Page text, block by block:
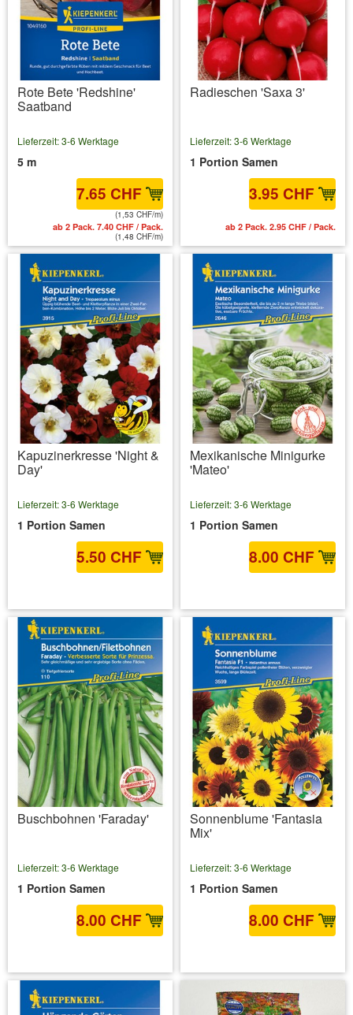
Rote Bete 'Redshine'
Saatband
Lieferzeit: 3-6 Werktage
5 m
7.65 CHF
(1,53 CHF/m)
ab 2 Pack. 7.40 CHF / Pack.
(1,48 CHF/m)
Radieschen 'Saxa 3'
Lieferzeit: 3-6 Werktage
1 Portion Samen
3.95 CHF
ab 2 Pack. 2.95 CHF / Pack.
Kapuzinerkresse 'Night &
Day'
Lieferzeit: 3-6 Werktage
1 Portion Samen
5.50 CHF
Mexikanische Minigurke
'Mateo'
Lieferzeit: 3-6 Werktage
1 Portion Samen
8.00 CHF
Buschbohnen 'Faraday'
Lieferzeit: 3-6 Werktage
1 Portion Samen
8.00 CHF
Sonnenblume 'Fantasia
Mix'
Lieferzeit: 3-6 Werktage
1 Portion Samen
8.00 CHF